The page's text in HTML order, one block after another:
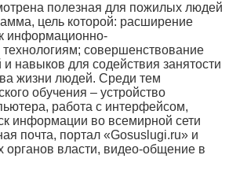
полезная для пожилых людей
цель которой: расширение
информационно-
совершенствование
и навыков для содействия занятости
жизни людей. Среди тем
обучения – устройство
работа с интерфейсом,
информации во всемирной сети
почта, портал «Gosuslugi.ru» и
власти, видео-общение в